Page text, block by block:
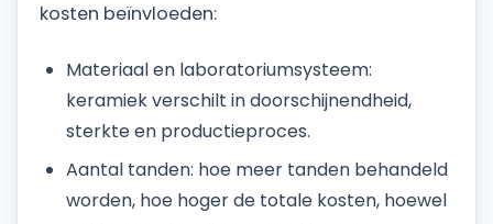
kosten beïnvloeden:
Materiaal en laboratoriumsysteem:
keramiek verschilt in doorschijnendheid,
sterkte en productieproces.
Aantal tanden: hoe meer tanden behandeld
worden, hoe hoger de totale kosten, hoewel